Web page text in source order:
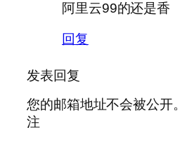
阿里云99的还是香
回复
发表回复
您的邮箱地址不会被公开。
注